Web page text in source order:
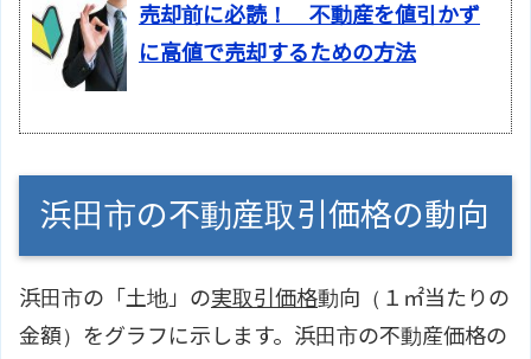
売却前に必読！ 不動産を値引かず
に高値で売却するための方法
浜田市の不動産取引価格の動向
浜田市の「土地」の実取引価格動向（１㎡当たりの
金額）をグラフに示します。浜田市の不動産価格の